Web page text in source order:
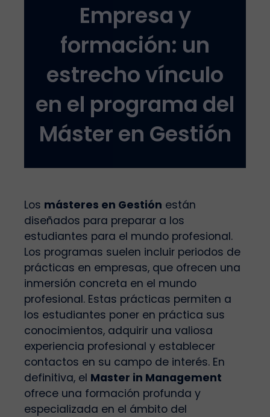
Empresa y
formación: un
estrecho vínculo
en el programa del
Máster en Gestión
Los másteres en Gestión están
diseñados para preparar a los
estudiantes para el mundo profesional.
Los programas suelen incluir periodos de
prácticas en empresas, que ofrecen una
inmersión concreta en el mundo
profesional. Estas prácticas permiten a
los estudiantes poner en práctica sus
conocimientos, adquirir una valiosa
experiencia profesional y establecer
contactos en su campo de interés. En
definitiva, el Master in Management
ofrece una formación profunda y
especializada en el ámbito del